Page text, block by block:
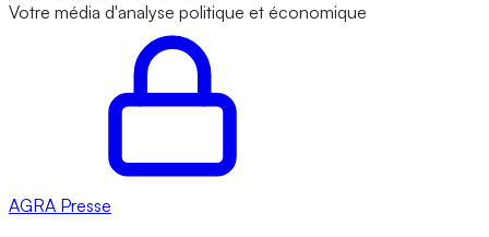
Votre média d'analyse politique et économique
AGRA Presse